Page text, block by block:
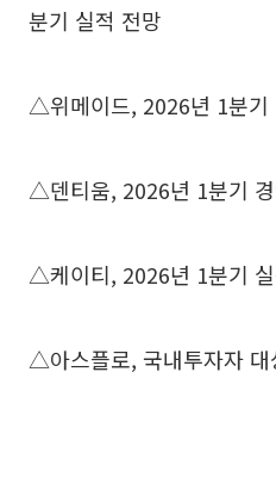
분기 실적 전망
△위메이드, 2026년 1분기
△덴티움, 2026년 1분기
△케이티, 2026년 1분기
△아스플로, 국내투자자 대